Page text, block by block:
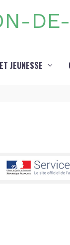
JEUNESSE